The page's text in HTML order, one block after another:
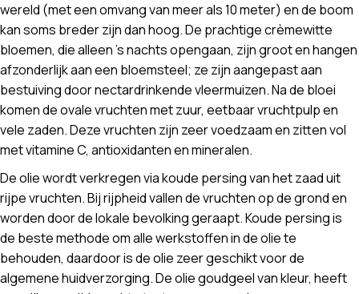
wereld (met een omvang van meer als 10 meter) en de boom
kan soms breder zijn dan hoog. De prachtige crèmewitte
bloemen, die alleen ’s nachts opengaan, zijn groot en hangen
afzonderlijk aan een bloemsteel; ze zijn aangepast aan
bestuiving door nectardrinkende vleermuizen. Na de bloei
komen de ovale vruchten met zuur, eetbaar vruchtpulp en
vele zaden. Deze vruchten zijn zeer voedzaam en zitten vol
met vitamine C, antioxidanten en mineralen.
De olie wordt verkregen via koude persing van het zaad uit
rijpe vruchten. Bij rijpheid vallen de vruchten op de grond en
worden door de lokale bevolking geraapt. Koude persing is
de beste methode om alle werkstoffen in de olie te
behouden, daardoor is de olie zeer geschikt voor de
algemene huidverzorging. De olie goudgeel van kleur, heeft